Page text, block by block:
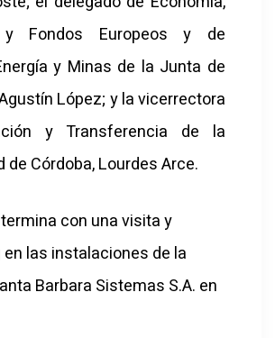
y Fondos Europeos y de
y Minas de la Junta de
López; y la vicerrectora
y Transferencia de la
de Córdoba, Lourdes Arce.
con una visita y
las instalaciones de la
Barbara Sistemas S.A. en